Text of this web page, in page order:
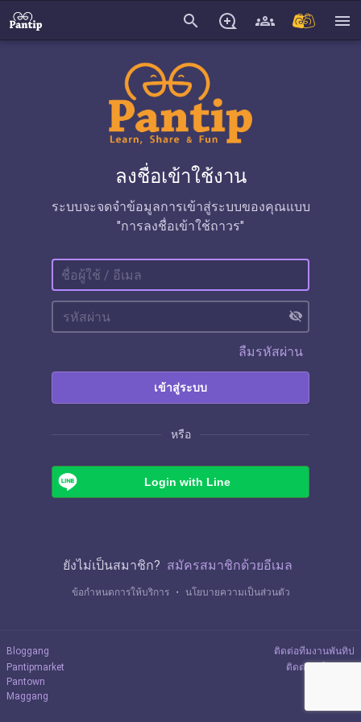
search menu
ลงชื่อเข้าใช้งาน
ระบบจะจดจำข้อมูลการเข้าสู่ระบบของคุณแบบ
"การลงชื่อเข้าใช้ถาวร"
visibility_off
ลืมรหัสผ่าน
เข้าสู่ระบบ
หรือ
Login with Line
ยังไม่เป็นสมาชิก? สมัครสมาชิกด้วยอีเมล
ข้อกำหนดการให้บริการ ・ นโยบายความเป็นส่วนตัว
Bloggang
Pantipmarket
Pantown
Maggang
ติดต่อทีมงานพันทิป
ติดต่อลงโฆษณา